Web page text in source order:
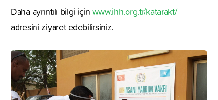
Daha ayrıntılı bilgi için www.ihh.org.tr/katarakt/
adresini ziyaret edebilirsiniz.